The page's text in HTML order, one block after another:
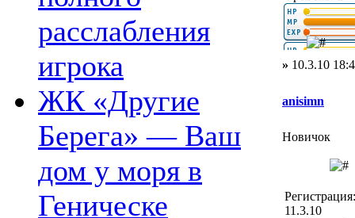
расслабления
игрока
ЖК «Другие
Берега» — Ваш
дом у моря в
Геническе
» 10.3.10
anisimn
Новичок
Регистрация:
11.3.10